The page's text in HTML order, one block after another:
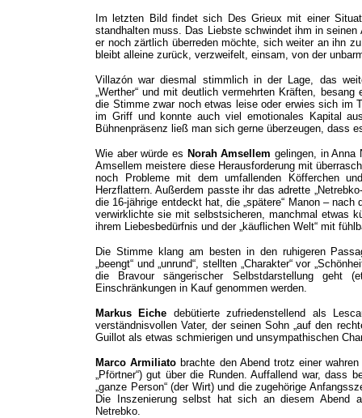
Im letzten Bild findet sich Des Grieux mit einer
standhalten muss. Das Liebste schwindet ihm in
er noch zärtlich überreden möchte, sich weiter an ihn
bleibt alleine zurück, verzweifelt, einsam, von der
Villazón war diesmal stimmlich in der Lage, das
„Werther“ und mit deutlich vermehrten Kräften,
die Stimme zwar noch etwas leise oder erwies sich im
im Griff und konnte auch viel emotionales Kapital
Bühnenpräsenz ließ man sich gerne überzeugen, dass
Wie aber würde es Norah Amsellem gelingen, in Anna
Amsellem meistere diese Herausforderung mit
noch Probleme mit dem umfallenden Köfferchen
Herzflattern. Außerdem passte ihr das adrette
die 16-jährige entdeckt hat, die „spätere“ Manon –
verwirklichte sie mit selbstsicheren, manchmal etwas
ihrem Liebesbedürfnis und der „käuflichen Welt“ mit
Die Stimme klang am besten in den ruhigeren
„beengt“ und „unrund“, stellten „Charakter“ vor
die Bravour sängerischer Selbstdarstellung geht
Einschränkungen in Kauf genommen werden.
Markus Eiche debütierte zufriedenstellend als
verständnisvollen Vater, der seinen Sohn „auf den
Guillot als etwas schmierigen und unsympathischen
Marco Armiliato brachte den Abend trotz einer
„Pförtner“) gut über die Runden. Auffallend war, dass
„ganze Person“ (der Wirt) und die zugehörige
Die Inszenierung selbst hat sich an diesem Abend
Netrebko.